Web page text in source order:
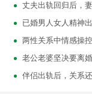
丈夫出轨回归后，
已婚男人女人精神
两性关系中情感操
老公老婆坚决要离
伴侣出轨后，关系